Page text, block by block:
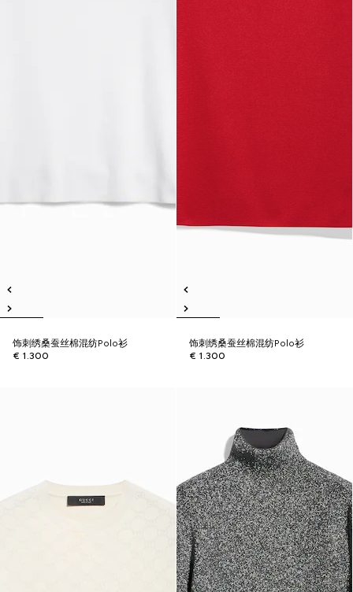
饰刺绣桑蚕丝棉混纺Polo衫
€ 1.300
饰刺绣桑蚕丝棉混纺Polo衫
€ 1.300